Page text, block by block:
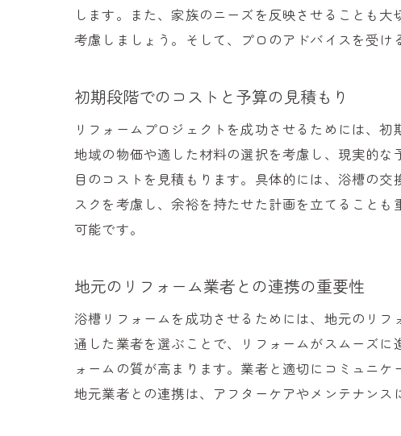
リフォ
予算内
柏市の
ユニバ
限られ
エコフ
プロが
快適性
トラブ
バリア
プロ
します。また、家族のニーズを反映させることも
考慮しましょう。そして、プロのアドバイスを受け
初期段階でのコストと予算の見積もり
リフォームプロジェクトを成功させるためには、
地域の物価や適した材料の選択を考慮し、現実的
目のコストを見積もります。具体的には、浴槽の
スクを考慮し、余裕を持たせた計画を立てること
可能です。
地元のリフォーム業者との連携の重要性
浴槽リフォームを成功させるためには、地元のリ
通した業者を選ぶことで、リフォームがスムーズ
ォームの質が高まります。業者と適切にコミュニ
地元業者との連携は、アフターケアやメンテナンス